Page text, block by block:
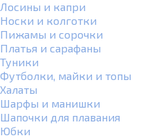
Лосины и капри
Носки и колготки
Пижамы и сорочки
Платья и сарафаны
Туники
Футболки, майки и топы
Халаты
Шарфы и манишки
Шапочки для плавания
Юбки